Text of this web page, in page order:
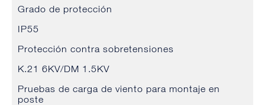
Grado de protección
IP55
Protección contra sobretensiones
K.21 6KV/DM 1.5KV
Pruebas de carga de viento para montaje en
poste